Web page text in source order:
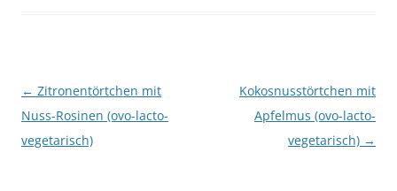
Beitragsnavigation
← Zitronentörtchen mit
Nuss-Rosinen (ovo-lacto-
vegetarisch)
Kokosnusstörtchen mit
Apfelmus (ovo-lacto-
vegetarisch) →